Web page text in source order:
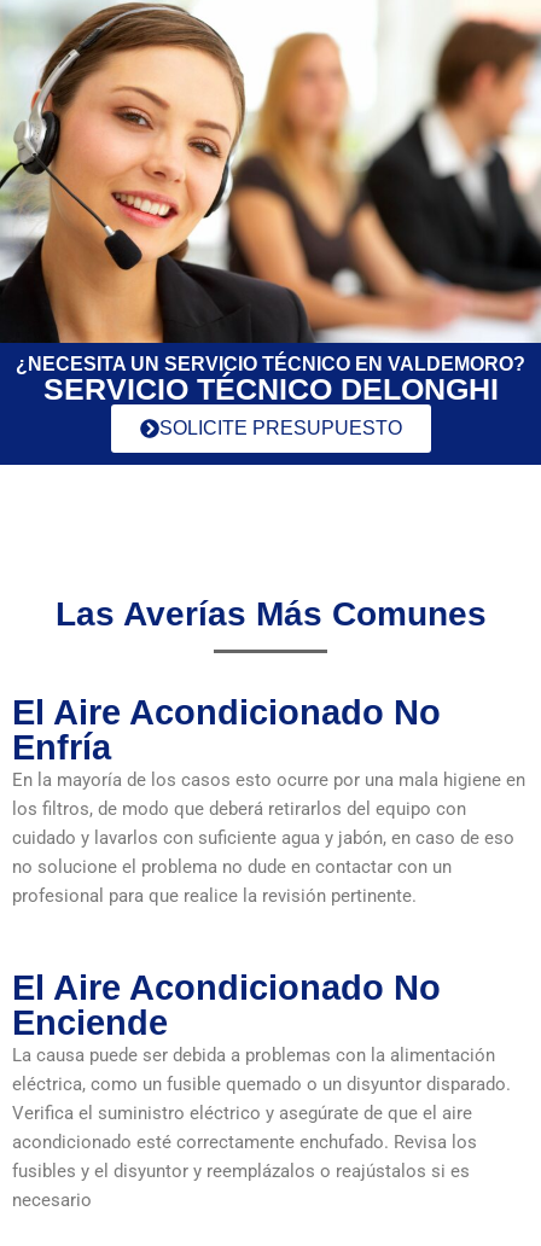
¿NECESITA UN SERVICIO TÉCNICO EN VALDEMORO?
SERVICIO TÉCNICO DELONGHI
SOLICITE PRESUPUESTO
Las Averías Más Comunes
El Aire Acondicionado No
Enfría
En la mayoría de los casos esto ocurre por una mala higiene en
los filtros, de modo que deberá retirarlos del equipo con
cuidado y lavarlos con suficiente agua y jabón, en caso de eso
no solucione el problema no dude en contactar con un
profesional para que realice la revisión pertinente.
El Aire Acondicionado No
Enciende
La causa puede ser debida a problemas con la alimentación
eléctrica, como un fusible quemado o un disyuntor disparado.
Verifica el suministro eléctrico y asegúrate de que el aire
acondicionado esté correctamente enchufado. Revisa los
fusibles y el disyuntor y reemplázalos o reajústalos si es
necesario